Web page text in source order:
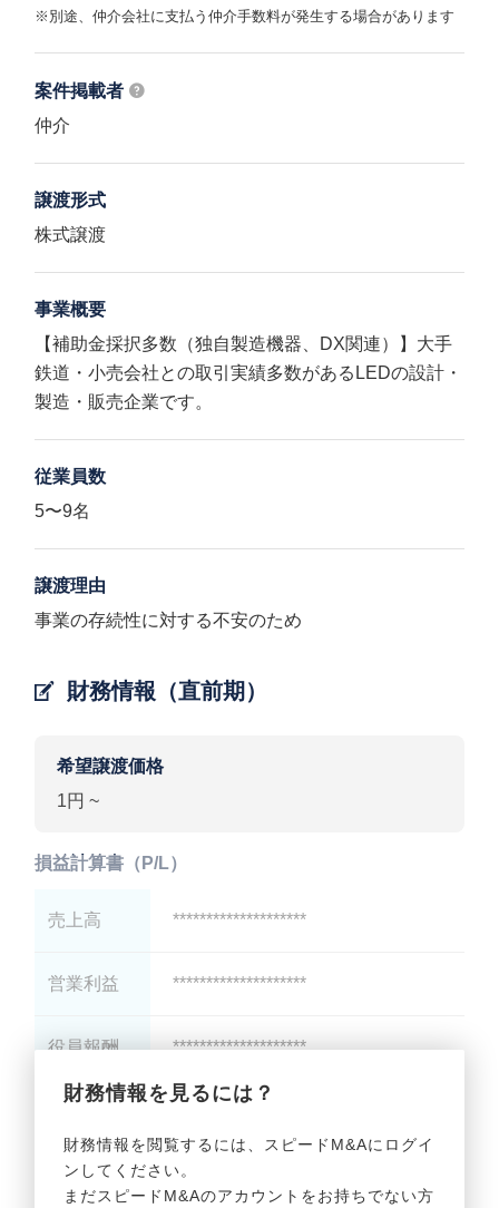
※別途、仲介会社に支払う仲介手数料が発生する場合があります
案件掲載者
仲介
譲渡形式
株式譲渡
事業概要
【補助金採択多数（独自製造機器、DX関連）】大手
鉄道・小売会社との取引実績多数があるLEDの設計・
製造・販売企業です。
従業員数
5〜9名
譲渡理由
事業の存続性に対する不安のため
財務情報（直前期）
希望譲渡価格
1円 ~
財務情報を見るには？
財務情報を閲覧するには、スピードM&Aにログイ
ンしてください。
まだスピードM&Aのアカウントをお持ちでない方
損益計算書（P/L）
売上高 ********************
営業利益 ********************
役員報酬 ********************
貸借対照表（B/S）